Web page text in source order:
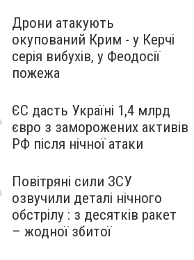
Дрони атакують
окупований Крим - у Керчі
серія вибухів, у Феодосії
пожежа
ЄС дасть Україні 1,4 млрд
євро з заморожених активів
РФ після нічної атаки
Повітряні сили ЗСУ
озвучили деталі нічного
обстрілу : з десятків ракет
– жодної збитої